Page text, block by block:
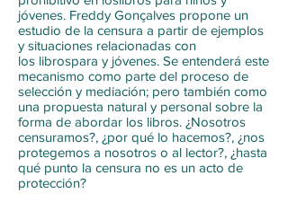
jóvenes. Freddy Gonçalve​​s​ propone un
estudio de la censura a partir de ejemplos
y situaciones relacionadas con
los librospara y jóvenes. Se entenderá este
mecanismo como parte del proceso de
selección y mediación; pero también como
una propuesta natural y personal sobre la
forma de abordar los libros. ¿Nosotros
censuramos?, ¿por qué lo hacemos?, ¿nos
protegemos a nosotros o al lector?, ¿hasta
qué punto la censura no es un acto de
protección?